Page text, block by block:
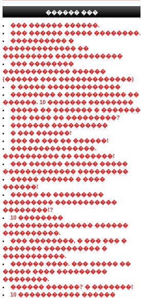
������ ���
���������������
��� ������ ������.
��� ������ ����� ��������.
���������� �
������������� ��
��������� ������������
��� ��������
������������ ������
(������ ��� �������������)
� ����� �������������
�������� � ����������� ��
������. 10 ������� ��������
����� �� ������� � �������
��� ���� �� ���������?
������� ����������
� ��� ������!
��� �� ��� �� ������!
���������������.
���������� �� �������!
��� ������ ������ �����
������������� ���������
����� ������ � ����
������!
����� �� ���������
��������� �����������
��������!?
10 ��������
���������������� ������
����������.
��� ��������, � ��� ��� �
������� ���������� �
�����������.
������ ����. ��� ����� ��
����� ���� ���������
��������.
������ ������? � �������!
10 ����������� ������